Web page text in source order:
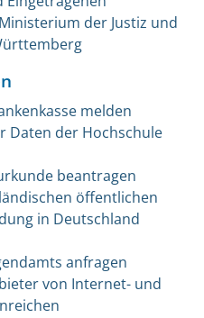
der Justiz und
melden
Daten der Hochschule
beantragen
öffentlichen
in Deutschland
anfragen
von Internet- und